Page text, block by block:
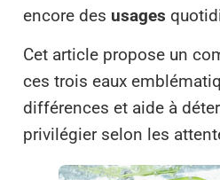
encore des usages
Cet article propose un
ces trois eaux
différences et aide à
privilégier selon les